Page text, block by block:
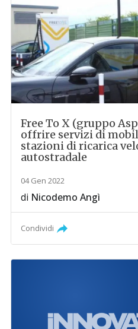
Free To X (gruppo
offrire servizi di
stazioni di ricarica
autostradale
04 Gen 2022
di Nicodemo Angì
Condividi